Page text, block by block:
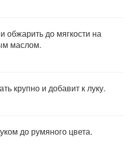
обжарить до мягкости на
маслом.
крупно и добавит к луку.
до румяного цвета.